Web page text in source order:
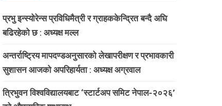
प्रभु इन्स्योरेन्स प्रविधिमैत्री र ग्राहककेन्द्रित बन्दै अघि
बढिरहेको छ : अध्यक्ष मल्ल
अन्तर्राष्ट्रिय मापदण्डअनुसारको लेखापरीक्षण र प्रभावकारी
सुशासन आजको अपरिहार्यता : अध्यक्ष अग्रवाल
त्रिभुवन विश्वविद्यालयबाट ‘स्टार्टअप समिट नेपाल-२०२६’